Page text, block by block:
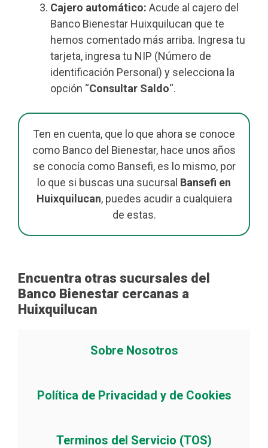
Cajero automático: Acude al cajero del
Banco Bienestar Huixquilucan que te
hemos comentado más arriba. Ingresa tu
tarjeta, ingresa tu NIP (Número de
identificación Personal) y selecciona la
opción “Consultar Saldo“.
Ten en cuenta, que lo que ahora se conoce
como Banco del Bienestar, hace unos años
se conocía como Bansefi, es lo mismo, por
lo que si buscas una sucursal Bansefi en
Huixquilucan, puedes acudir a cualquiera
de estas.
Encuentra otras sucursales del
Banco Bienestar cercanas a
Huixquilucan
Sobre Nosotros
Política de Privacidad y de Cookies
Terminos del Servicio (TOS)